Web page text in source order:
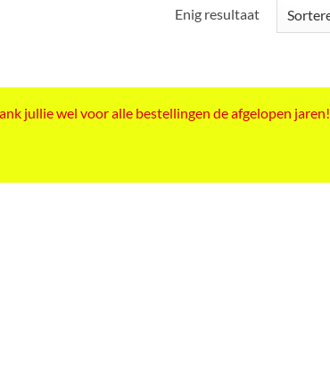
Enig resultaat
jullie wel voor alle bestellingen de afgelopen jaren!